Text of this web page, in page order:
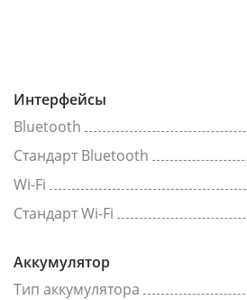
Интерфейсы
Bluetooth
Стандарт Bluetooth
Wi-Fi
Стандарт Wi-Fi
Аккумулятор
Тип аккумулятора